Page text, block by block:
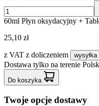
60ml Płyn oksydacyjny +
25,10 zł
z VAT z doliczeniem wysyłka
Dostawa tylko na terenie
Do koszyka
Twoje opcje dostawy